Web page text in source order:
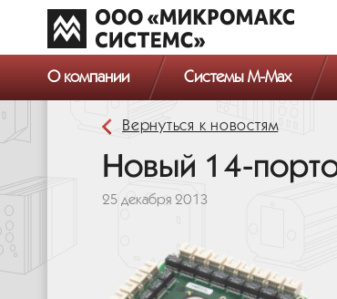
О компании Системы M-Max
Вернуться к новостям
Новый 14-
25 декабря 2013